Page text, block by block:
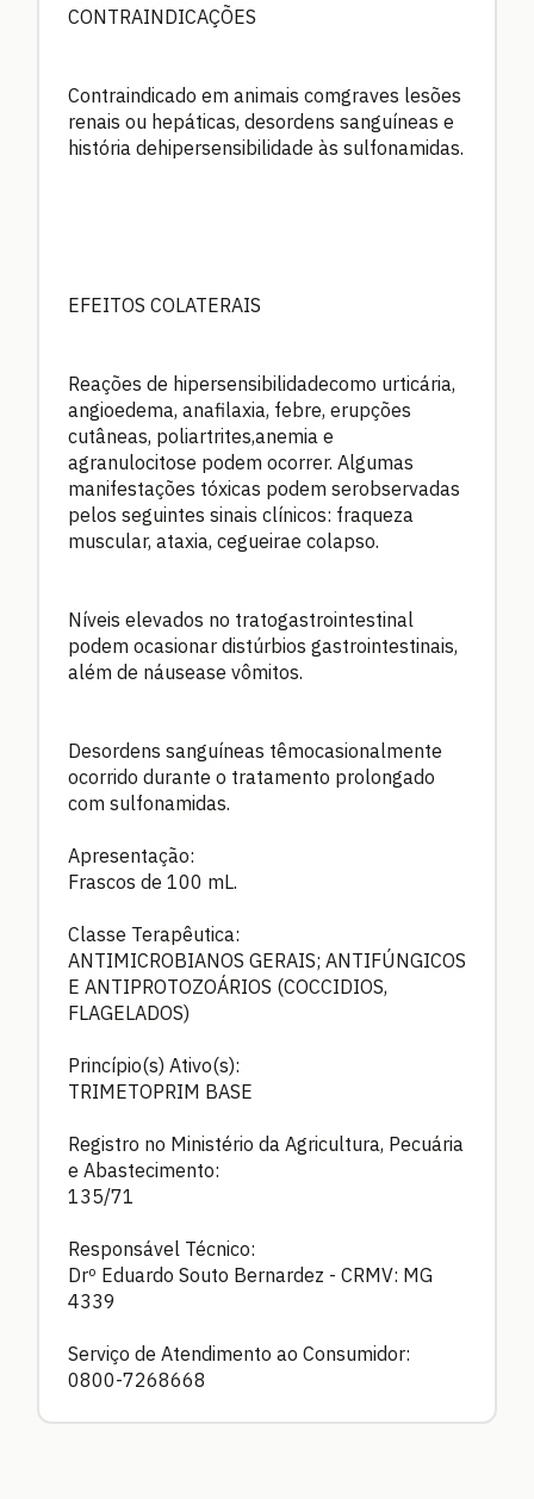
CONTRAINDICAÇÕES
Contraindicado em animais comgraves lesões
renais ou hepáticas, desordens sanguíneas e
história dehipersensibilidade às sulfonamidas.
EFEITOS COLATERAIS
Reações de hipersensibilidadecomo urticária,
angioedema, anafilaxia, febre, erupções
cutâneas, poliartrites,anemia e
agranulocitose podem ocorrer. Algumas
manifestações tóxicas podem serobservadas
pelos seguintes sinais clínicos: fraqueza
muscular, ataxia, cegueirae colapso.
Níveis elevados no tratogastrointestinal
podem ocasionar distúrbios gastrointestinais,
além de náusease vômitos.
Desordens sanguíneas têmocasionalmente
ocorrido durante o tratamento prolongado
com sulfonamidas.
Apresentação:
Frascos de 100 mL.
Classe Terapêutica:
ANTIMICROBIANOS GERAIS; ANTIFÚNGICOS
E ANTIPROTOZOÁRIOS (COCCIDIOS,
FLAGELADOS)
Princípio(s) Ativo(s):
TRIMETOPRIM BASE
Registro no Ministério da Agricultura, Pecuária
e Abastecimento:
135/71
Responsável Técnico:
Drº Eduardo Souto Bernardez - CRMV: MG
4339
Serviço de Atendimento ao Consumidor:
0800-7268668